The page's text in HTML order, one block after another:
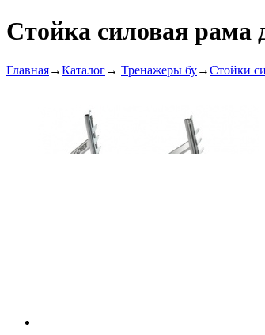
Стойка силовая рама
Главная→Каталог→ Тренажеры бу→Стойки